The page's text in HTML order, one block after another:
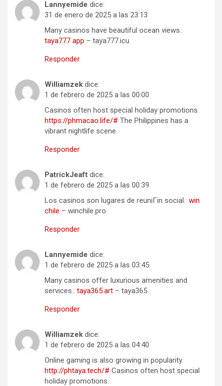
Lannyemide dice:
31 de enero de 2025 a las 23:13
Many casinos have beautiful ocean views.:
taya777 app – taya777.icu
Responder
Williamzek dice:
1 de febrero de 2025 a las 00:00
Casinos often host special holiday promotions.
https://phmacao.life/# The Philippines has a
vibrant nightlife scene.
Responder
PatrickJeaft dice:
1 de febrero de 2025 a las 00:39
Los casinos son lugares de reuniГіn social.: win
chile – winchile.pro
Responder
Lannyemide dice:
1 de febrero de 2025 a las 03:45
Many casinos offer luxurious amenities and
services.: taya365.art – taya365
Responder
Williamzek dice:
1 de febrero de 2025 a las 04:40
Online gaming is also growing in popularity.
http://phtaya.tech/# Casinos often host special
holiday promotions.